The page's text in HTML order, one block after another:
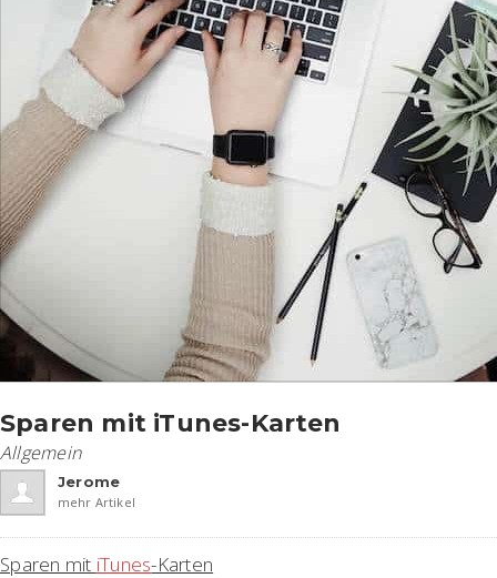
Sparen mit iTunes-Karten
Allgemein
Jerome
mehr Artikel
Sparen mit iTunes-Karten